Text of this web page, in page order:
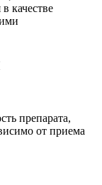
качестве
препарата,
от приема